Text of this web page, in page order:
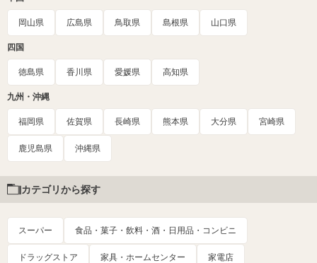
岡山県 広島県 鳥取県 島根県 山口県
四国
徳島県 香川県 愛媛県 高知県
九州・沖縄
福岡県 佐賀県 長崎県 熊本県 大分県 宮崎県
鹿児島県 沖縄県
カテゴリから探す
スーパー 食品・菓子・飲料・酒・日用品・コンビニ
ドラッグストア 家具・ホームセンター 家電店